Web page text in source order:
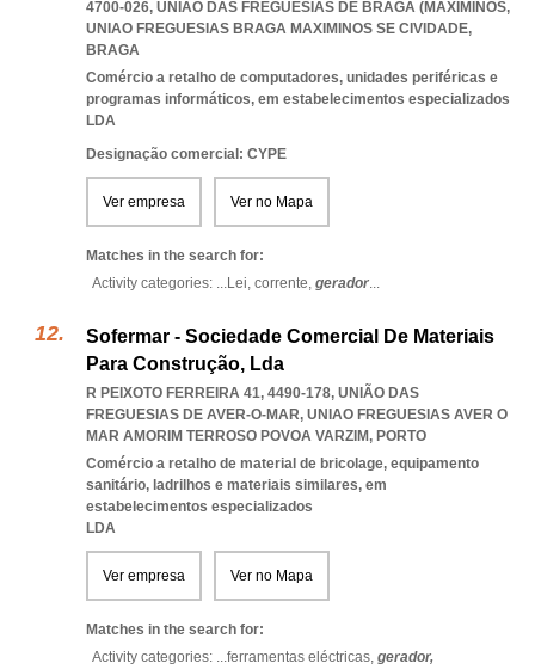
4700-026, UNIÃO DAS FREGUESIAS DE BRAGA (MAXIMINOS,
UNIAO FREGUESIAS BRAGA MAXIMINOS SE CIVIDADE,
BRAGA
Comércio a retalho de computadores, unidades periféricas e
programas informáticos, em estabelecimentos especializados
LDA
Designação comercial: CYPE
Ver empresa Ver no Mapa
Matches in the search for:
Activity categories: ...Lei, corrente, gerador...
Sofermar - Sociedade Comercial De Materiais
Para Construção, Lda
R PEIXOTO FERREIRA 41, 4490-178, UNIÃO DAS
FREGUESIAS DE AVER-O-MAR, UNIAO FREGUESIAS AVER O
MAR AMORIM TERROSO POVOA VARZIM, PORTO
Comércio a retalho de material de bricolage, equipamento
sanitário, ladrilhos e materiais similares, em
estabelecimentos especializados
LDA
Ver empresa Ver no Mapa
Matches in the search for:
Activity categories: ...ferramentas eléctricas, gerador,